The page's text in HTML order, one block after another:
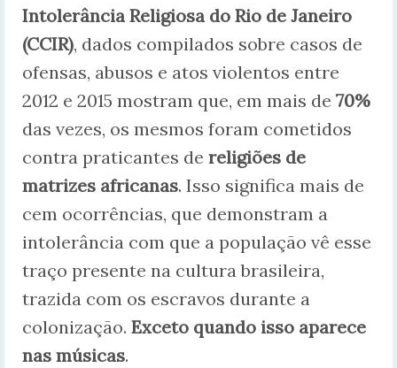
Intolerância Religiosa do Rio de Janeiro
(CCIR), dados compilados sobre casos de
ofensas, abusos e atos violentos entre
2012 e 2015 mostram que, em mais de 70%
das vezes, os mesmos foram cometidos
contra praticantes de religiões de
matrizes africanas. Isso significa mais de
cem ocorrências, que demonstram a
intolerância com que a população vê esse
traço presente na cultura brasileira,
trazida com os escravos durante a
colonização. Exceto quando isso aparece
nas músicas.